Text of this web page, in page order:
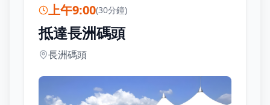
上午9:00(30分鐘)
抵達長洲碼頭
長洲碼頭